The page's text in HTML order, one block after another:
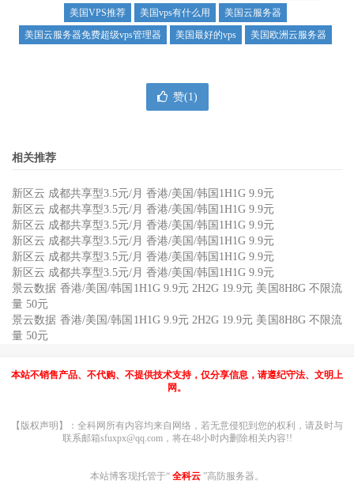
美国VPS推荐
美国vps有什么用
美国云服务器
美国云服务器免费超级vps管理器
美国最好的vps 美国欧洲云服务器
赞(1)
相关推荐
新区云 成都共享型3.5元/月 香港/美国/韩国1H1G 9.9元
新区云 成都共享型3.5元/月 香港/美国/韩国1H1G 9.9元
新区云 成都共享型3.5元/月 香港/美国/韩国1H1G 9.9元
新区云 成都共享型3.5元/月 香港/美国/韩国1H1G 9.9元
新区云 成都共享型3.5元/月 香港/美国/韩国1H1G 9.9元
新区云 成都共享型3.5元/月 香港/美国/韩国1H1G 9.9元
景云数据 香港/美国/韩国1H1G 9.9元 2H2G 19.9元 美国8H8G 不限流
量 50元
景云数据 香港/美国/韩国1H1G 9.9元 2H2G 19.9元 美国8H8G 不限流
量 50元
本站不销售产品、不代购、不提供技术支持，仅分享信息，请遵纪守法、文明上
网。
【版权声明】：全科网所有内容均来自网络，若无意侵犯到您的权利，请及时与
联系邮箱sfuxpx@qq.com，将在48小时内删除相关内容!!
本站博客现托管于“ 全科云 ”高防服务器。